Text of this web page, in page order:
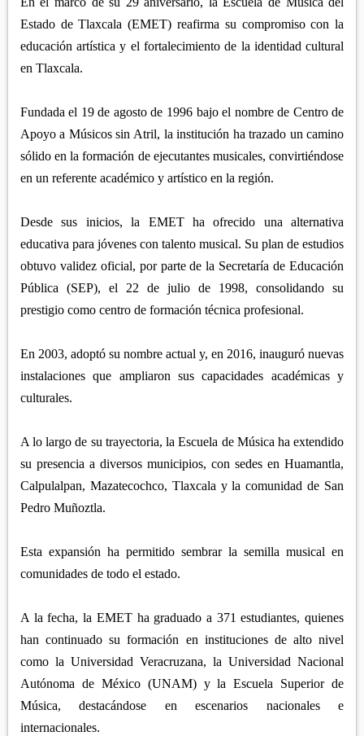
ZITLALTEPEC
TLAXCO
XALOZTOC
CHIAUTEMPAN
SAN PABLO DEL MONTE
REGIÓN PONIENTE
CALPULALPAN
NANACAMILPA
SANCTÓRUM
Estado de Tlaxcala (EMET) reafirma su compromiso con la
educación artística y el fortalecimiento de la identidad cultural
en Tlaxcala.
Fundada el 19 de agosto de 1996 bajo el nombre de Centro de
Apoyo a Músicos sin Atril, la institución ha trazado un camino
sólido en la formación de ejecutantes musicales, convirtiéndose
en un referente académico y artístico en la región.
Desde sus inicios, la EMET ha ofrecido una alternativa
educativa para jóvenes con talento musical. Su plan de estudios
obtuvo validez oficial, por parte de la Secretaría de Educación
Pública (SEP), el 22 de julio de 1998, consolidando su
prestigio como centro de formación técnica profesional.
En 2003, adoptó su nombre actual y, en 2016, inauguró nuevas
instalaciones que ampliaron sus capacidades académicas y
culturales.
A lo largo de su trayectoria, la Escuela de Música ha extendido
su presencia a diversos municipios, con sedes en Huamantla,
Calpulalpan, Mazatecochco, Tlaxcala y la comunidad de San
Pedro Muñoztla.
Esta expansión ha permitido sembrar la semilla musical en
comunidades de todo el estado.
A la fecha, la EMET ha graduado a 371 estudiantes, quienes
han continuado su formación en instituciones de alto nivel
como la Universidad Veracruzana, la Universidad Nacional
Autónoma de México (UNAM) y la Escuela Superior de
Música, destacándose en escenarios nacionales e
internacionales.